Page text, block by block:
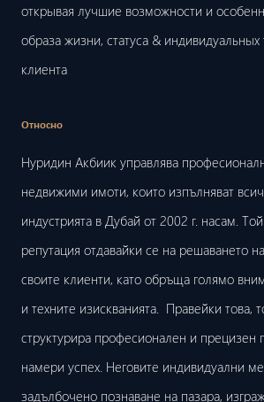
открывая лучшие возможности и
образа жизни, статуса &
клиента
Относно
Нуридин Акбиик управлява
недвижими имоти, които изпълняват
индустрията в Дубай от 2002 г. насам.
репутация отдавайки се на решаването
своите клиенти, като обръща голямо
и техните изискванията. Правейки това,
структурира професионален и прецизен
намери успех. Неговите индивидуални
задълбочено познаване на пазара,